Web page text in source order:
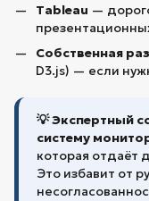
Tableau —
Собственная
D3.js) — если
💡 Экспертный
систему
которая отдаёт
Это избавит от